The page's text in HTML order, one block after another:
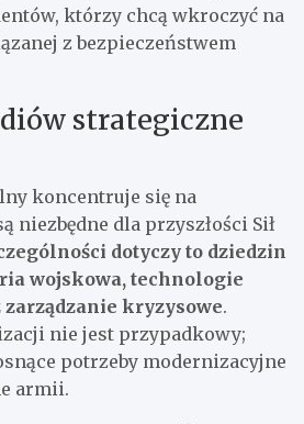
którzy chcą wkroczyć na
z bezpieczeństwem
strategiczne
koncentruje się na
niezbędne dla przyszłości Sił
dotyczy to dziedzin
wojskowa, technologie
kryzysowe.
nie jest przypadkowy;
potrzeby modernizacyjne
armii.